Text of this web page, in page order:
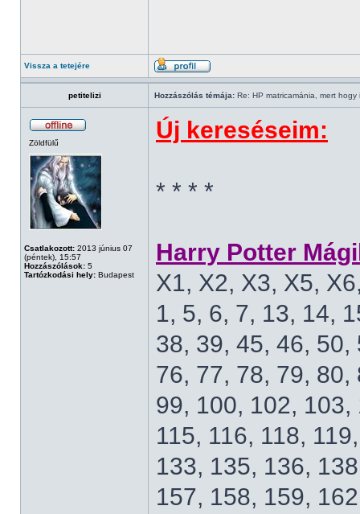
Vissza a tetejére
petitelizi Hozzászólás témája: Re: HP matricamánia, mert hogy
Zöldfülű
Csatlakozott: 2013 június 07
(péntek), 15:57
Hozzászólások: 5
Tartózkodási hely: Budapest
Új kereséseim:
* * * *
Harry Potter
X1, X2, X3, X5,
1, 5, 6, 7, 13, 14,
38, 39, 45, 46,
76, 77, 78, 79,
99, 100, 102, 103,
115, 116, 118,
133, 135, 136,
157, 158, 159,